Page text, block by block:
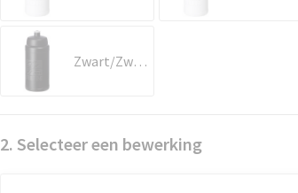
Zwart/Zwart
2. Selecteer een bewerking